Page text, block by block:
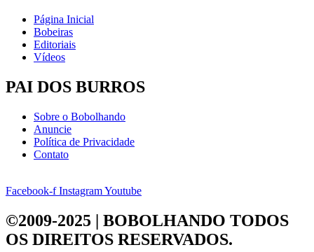
Página Inicial
Bobeiras
Editoriais
Vídeos
PAI DOS BURROS
Sobre o Bobolhando
Anuncie
Política de Privacidade
Contato
Facebook-f InstagramYoutube
©2009-2025 | BOBOLHANDO TODOS
OS DIREITOS RESERVADOS.